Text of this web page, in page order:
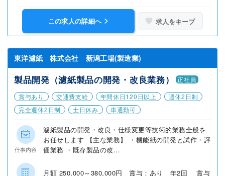
この求人の詳細へ 求人をキープ
東洋濾紙 株式会社 新潟工場(製造業)
製品開発（濾紙製品の開発・改良業務）
正社員
賞与あり
交通費支給 年間休日120日以上
週休2日制
完全週休2日制
土日休み 車通勤可
仕事内容
濾紙製品の開発・改良・仕様変更等技術的業務全般を
お任せします 【主な業務】 ・機能紙の開発と試作・評
価業務 ・既存製品の改...
月額 250,000～380,000円 賞与：あり 年2回 賞与